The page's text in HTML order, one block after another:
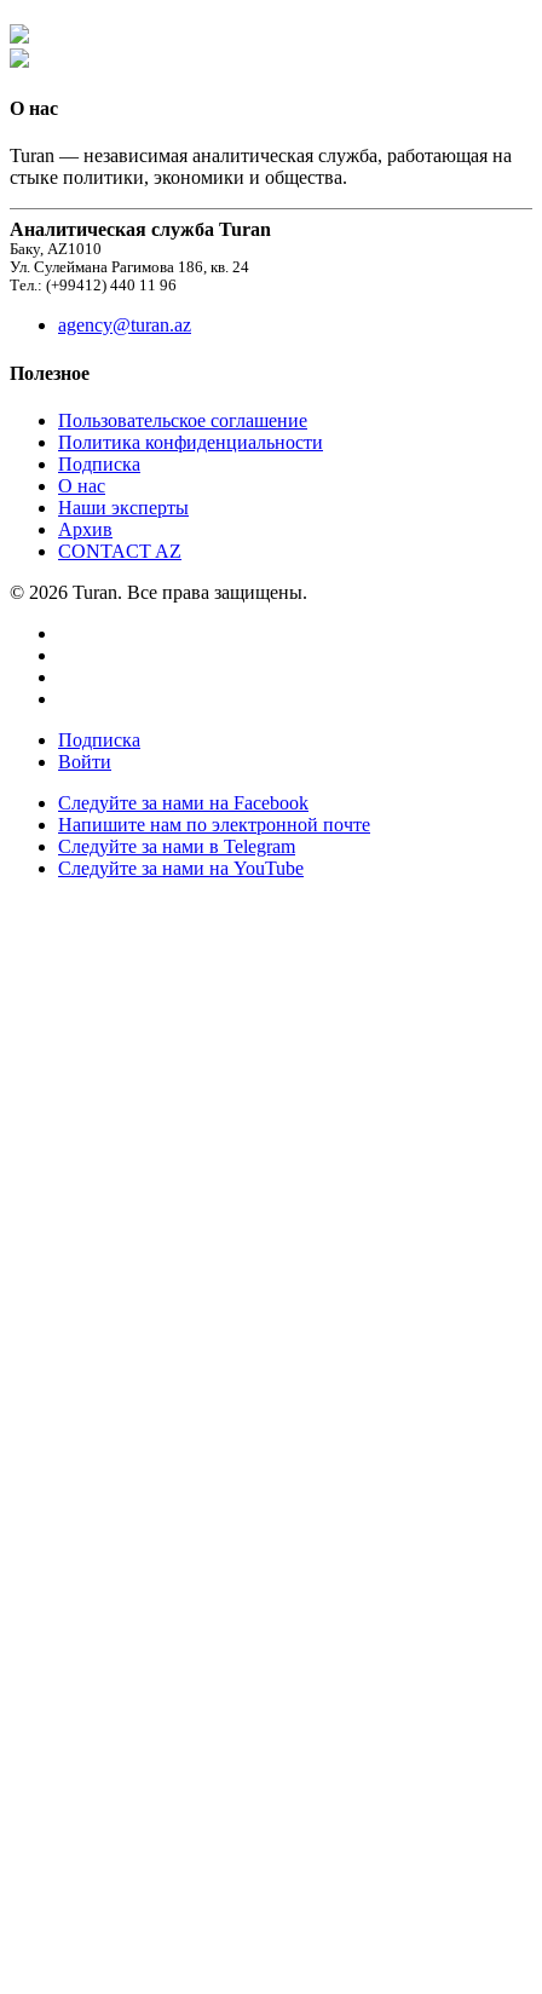
О нас
Turan — независимая аналитическая служба, работающая на
стыке политики, экономики и общества.
Аналитическая служба Turan
Баку, AZ1010
Ул. Сулеймана Рагимова 186, кв. 24
Тел.: (+99412) 440 11 96
agency@turan.az
Полезное
Пользовательское соглашение
Политика конфиденциальности
Подписка
О нас
Наши эксперты
Архив
CONTACT AZ
© 2026 Turan. Все права защищены.
Подписка
Войти
Следуйте за нами на Facebook
Напишите нам по электронной почте
Следуйте за нами в Telegram
Следуйте за нами на YouTube